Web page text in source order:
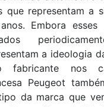
que representam a
Embora esses
a ideologia
fabricante nos
Peugeot
da marca que